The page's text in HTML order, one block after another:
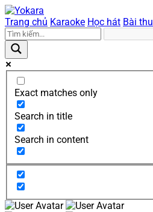
Trang chủ Karaoke Học hát Bài thu
Exact matches only
Search in title
Search in content